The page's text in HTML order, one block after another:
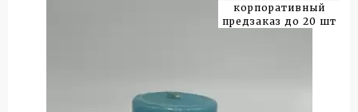
корпоративный
предзаказ до 20 шт